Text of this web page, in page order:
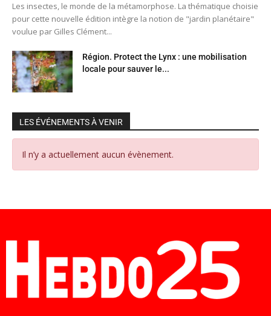
Les insectes, le monde de la métamorphose. La thématique choisie
pour cette nouvelle édition intègre la notion de "jardin planétaire"
voulue par Gilles Clément...
Région. Protect the Lynx : une mobilisation
locale pour sauver le...
LES ÉVÉNEMENTS À VENIR
Il n’y a actuellement aucun évènement.